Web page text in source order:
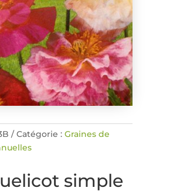
Catégorie : Graines de
simple